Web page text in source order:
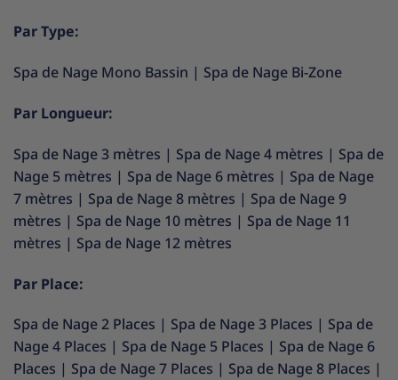
Par Type:
Spa de Nage Mono Bassin | Spa de Nage Bi-Zone
Par Longueur:
Spa de Nage 3 mètres | Spa de Nage 4 mètres | Spa de
Nage 5 mètres | Spa de Nage 6 mètres | Spa de Nage
7 mètres | Spa de Nage 8 mètres | Spa de Nage 9
mètres | Spa de Nage 10 mètres | Spa de Nage 11
mètres | Spa de Nage 12 mètres
Par Place:
Spa de Nage 2 Places | Spa de Nage 3 Places | Spa de
Nage 4 Places | Spa de Nage 5 Places | Spa de Nage 6
Places | Spa de Nage 7 Places | Spa de Nage 8 Places |